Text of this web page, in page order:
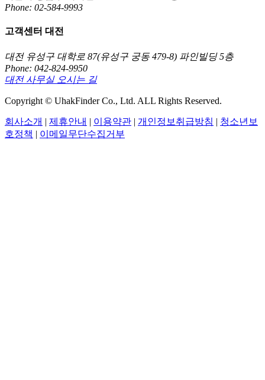
Phone: 02-584-9993
고객센터 대전
대전 유성구 대학로 87(유성구 궁동 479-8) 파인빌딩 5층
Phone: 042-824-9950
대전 사무실 오시는 길
Copyright © UhakFinder Co., Ltd. ALL Rights Reserved.
회사소개 | 제휴안내 | 이용약관 | 개인정보취급방침 | 청소년보
호정책 | 이메일무단수집거부